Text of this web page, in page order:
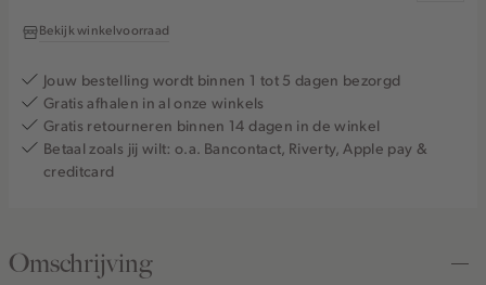
Bekijk winkelvoorraad
Jouw bestelling wordt binnen 1 tot 5 dagen bezorgd
Gratis afhalen in al onze winkels
Gratis retourneren binnen 14 dagen in de winkel
Betaal zoals jij wilt: o.a. Bancontact, Riverty, Apple pay &
creditcard
Omschrijving